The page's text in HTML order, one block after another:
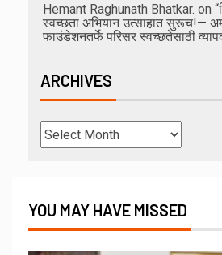
Hemant Raghunath Bhatkar. on
स्वच्छता अभियान उत्साहात सुरूच!—
फाउंडेशनतर्फे परिसर स्वच्छतेसाठी
ARCHIVES
YOU MAY HAVE MISSED